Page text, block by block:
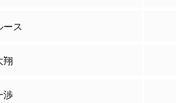
ス